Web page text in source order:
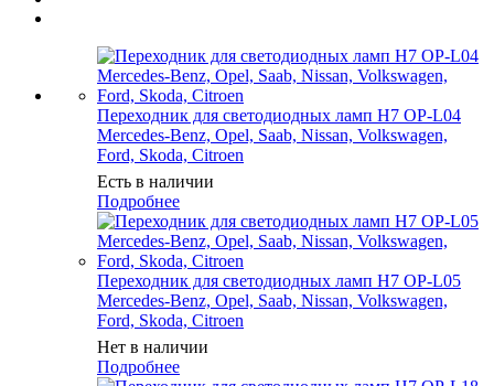
Переходник для светодиодных ламп H7 OP-L04
Mercedes-Benz, Opel, Saab, Nissan, Volkswagen,
Ford, Skoda, Citroen
Есть в наличии
Подробнее
Переходник для светодиодных ламп H7 OP-L05
Mercedes-Benz, Opel, Saab, Nissan, Volkswagen,
Ford, Skoda, Citroen
Нет в наличии
Подробнее